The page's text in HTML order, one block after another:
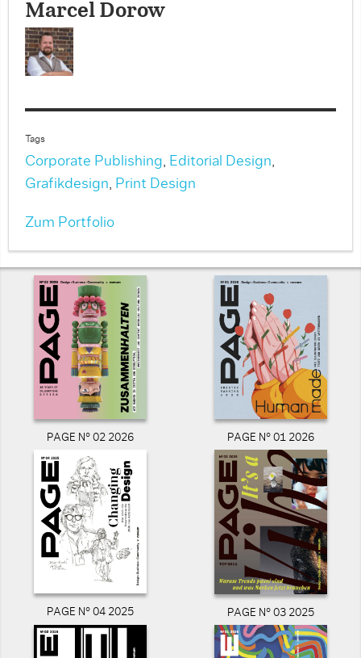
Marcel Dorow
Tags
Corporate Publishing, Editorial Design,
Grafikdesign, Print Design
Zum Portfolio
PAGE N° 02 2026 PAGE N° 01 2026
PAGE N° 04 2025 PAGE N° 03 2025